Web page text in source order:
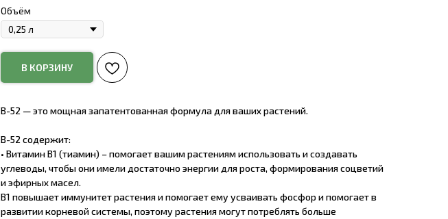
Объём
В КОРЗИНУ
B-52 — это мощная запатентованная формула для ваших растений.
B-52 содержит:
• Витамин B1 (тиамин) – помогает вашим растениям использовать и создавать
углеводы, чтобы они имели достаточно энергии для роста, формирования соцветий
и эфирных масел.
B1 повышает иммунитет растения и помогает ему усваивать фосфор и помогает в
развитии корневой системы, поэтому растения могут потреблять больше